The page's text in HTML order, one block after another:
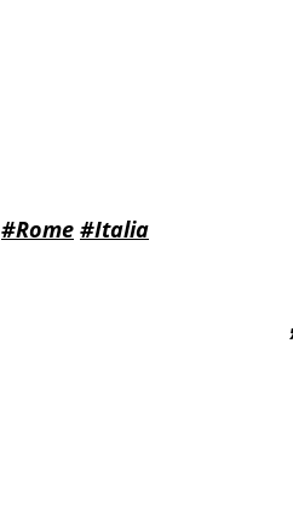
#Rome #Italia